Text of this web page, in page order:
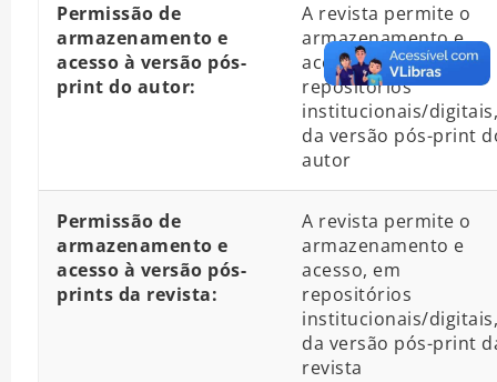
Permissão de
armazenamento e
acesso à versão pós-
print do autor:
A revista permite o
armazenamento e
acesso, em
repositórios
institucionais/digitais,
da versão pós-print
autor
Permissão de
armazenamento e
acesso à versão pós-
prints da revista:
A revista permite o
armazenamento e
acesso, em
repositórios
institucionais/digitais,
da versão pós-print
revista